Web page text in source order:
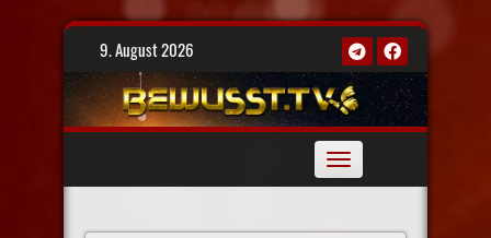
Skip
9. August 2026
Toggle
navigation